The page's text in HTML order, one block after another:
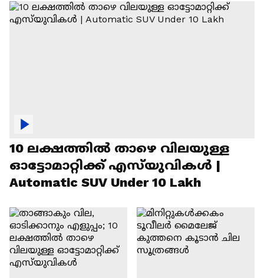
10 ലക്ഷത്തിൽ താഴെ വിലയുള്ള
ഓട്ടോമാറ്റിക്ക് എസ്‍യുവികൾ |
Automatic SUV Under 10 Lakh